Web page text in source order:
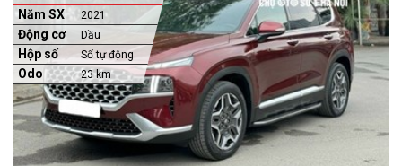
Năm SX 2021
Động cơ Dầu
Hộp số Số tự động
Odo 23 km